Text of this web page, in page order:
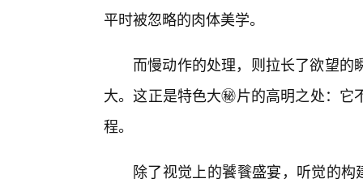
平时被忽略的肉体美学。
而慢动作的处理，则拉长了欲望
大。这正是特色大㊙️片的高明之处：
程。
除了视觉上的饕餮盛宴，听觉的构